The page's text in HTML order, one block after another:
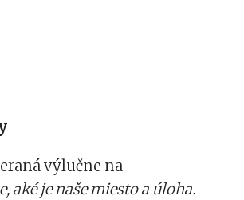
výlučne na
aké je naše miesto a úloha.